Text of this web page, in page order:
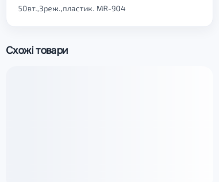
50вт.,3реж.,пластик. MR-904
Схожі товари